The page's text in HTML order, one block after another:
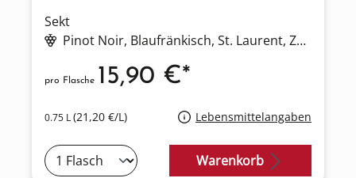
Sekt
Pinot Noir, Blaufränkisch, St. Laurent, Zweigelt
0.75 L(21,20 €/L) Lebensmittelangaben
pro Flasche 15,90 €*
Warenkorb